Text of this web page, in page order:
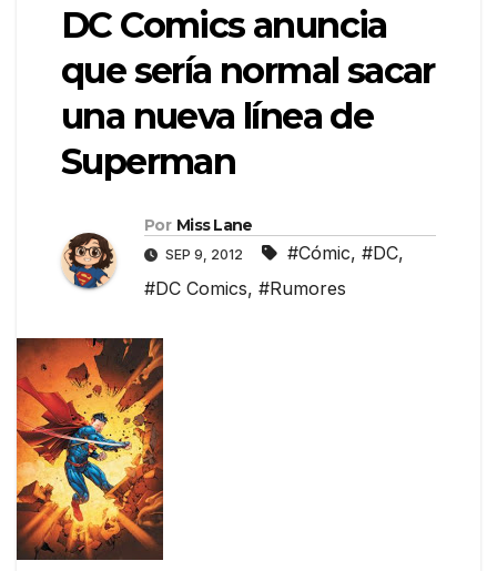
DC Comics anuncia
que sería normal sacar
una nueva línea de
Superman
Por Miss Lane
SEP 9, 2012 #Cómic, #DC,
#DC Comics, #Rumores